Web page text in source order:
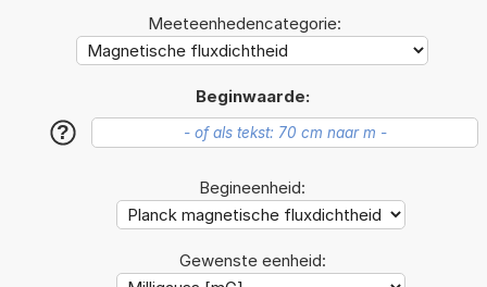
Meeteenhedencategorie:
Beginwaarde:
?
Begineenheid:
Gewenste eenheid: